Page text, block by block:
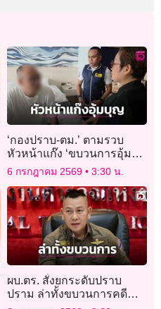
‘กองปราบ-ตม.’ ตามรวบ
หัวหน้าแก๊ง ‘ขบวนการอุ้ม
บุญ’ ชาวจีน หลบหนีกบดาน
6 กรกฎาคม 2569 3:30 น.
ผบ.ตร. สั่งยกระดับปราบ
ปราม ล่าทั้งขบวนการคดี